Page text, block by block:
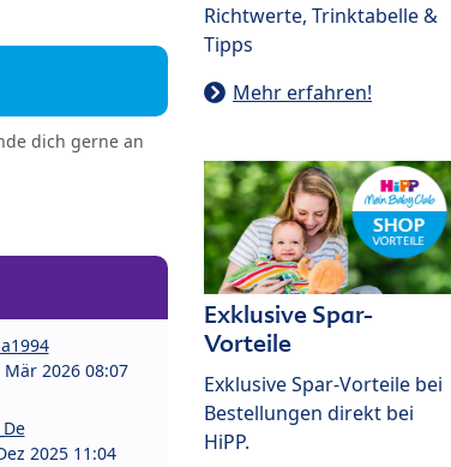
dich gerne an
Mär 2026 08:07
2025 11:04
Richtwerte, Trinktabelle &
Tipps
Mehr erfahren!
Exklusive Spar-
Vorteile
Exklusive Spar-Vorteile bei
Bestellungen direkt bei
HiPP.